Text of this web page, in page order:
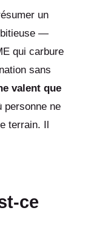
un
—
qui carbure
sans
valent que
personne ne
terrain. Il
ce